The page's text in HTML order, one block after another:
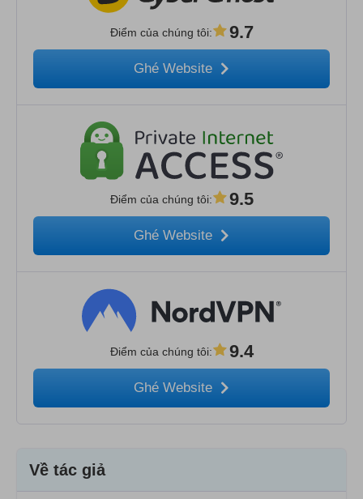
Điểm của chúng tôi: 9.7
Ghé Website
Điểm của chúng tôi: 9.5
Ghé Website
Điểm của chúng tôi: 9.4
Ghé Website
Về tác giả